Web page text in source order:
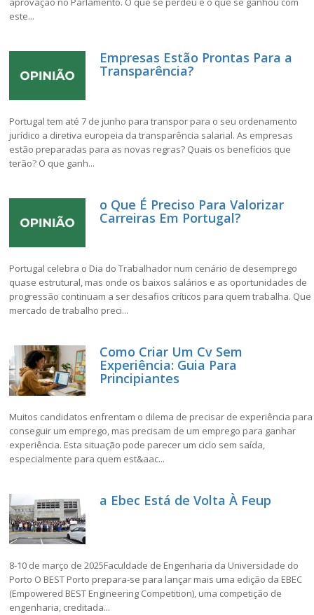
este...
Empresas Estão Prontas Para a
Transparência?
Portugal tem até 7 de junho para transpor para o seu ordenamento
jurídico a diretiva europeia da transparência salarial. As empresas
estão preparadas para as novas regras? Quais os benefícios que
terão? O que ganh...
o Que É Preciso Para Valorizar
Carreiras Em Portugal?
Portugal celebra o Dia do Trabalhador num cenário de desemprego
quase estrutural, mas onde os baixos salários e as oportunidades de
progressão continuam a ser desafios críticos para quem trabalha. Que
mercado de trabalho preci...
Como Criar Um Cv Sem
Experiência: Guia Para
Principiantes
Muitos candidatos enfrentam o dilema de precisar de experiência para
conseguir um emprego, mas precisam de um emprego para ganhar
experiência. Esta situação pode parecer um ciclo sem saída,
especialmente para quem est&aac...
a Ebec Está de Volta À Feup
8-10 de março de 2025Faculdade de Engenharia da Universidade do
Porto O BEST Porto prepara-se para lançar mais uma edição da EBEC
(Empowered BEST Engineering Competition), uma competição de
engenharia, creditada...